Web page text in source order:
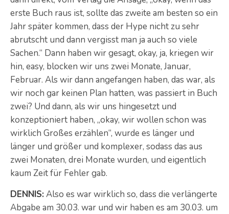
erste Buch raus ist, sollte das zweite am besten so ein
Jahr später kommen, dass der Hype nicht zu sehr
abrutscht und dann vergisst man ja auch so viele
Sachen.“ Dann haben wir gesagt, okay, ja, kriegen wir
hin, easy, blocken wir uns zwei Monate, Januar,
Februar. Als wir dann angefangen haben, das war, als
wir noch gar keinen Plan hatten, was passiert in Buch
zwei? Und dann, als wir uns hingesetzt und
konzeptioniert haben, „okay, wir wollen schon was
wirklich Großes erzählen“, wurde es länger und
länger und größer und komplexer, sodass das aus
zwei Monaten, drei Monate wurden, und eigentlich
kaum Zeit für Fehler gab.
DENNIS: Also es war wirklich so, dass die verlängerte
Abgabe am 30.03. war und wir haben es am 30.03. um